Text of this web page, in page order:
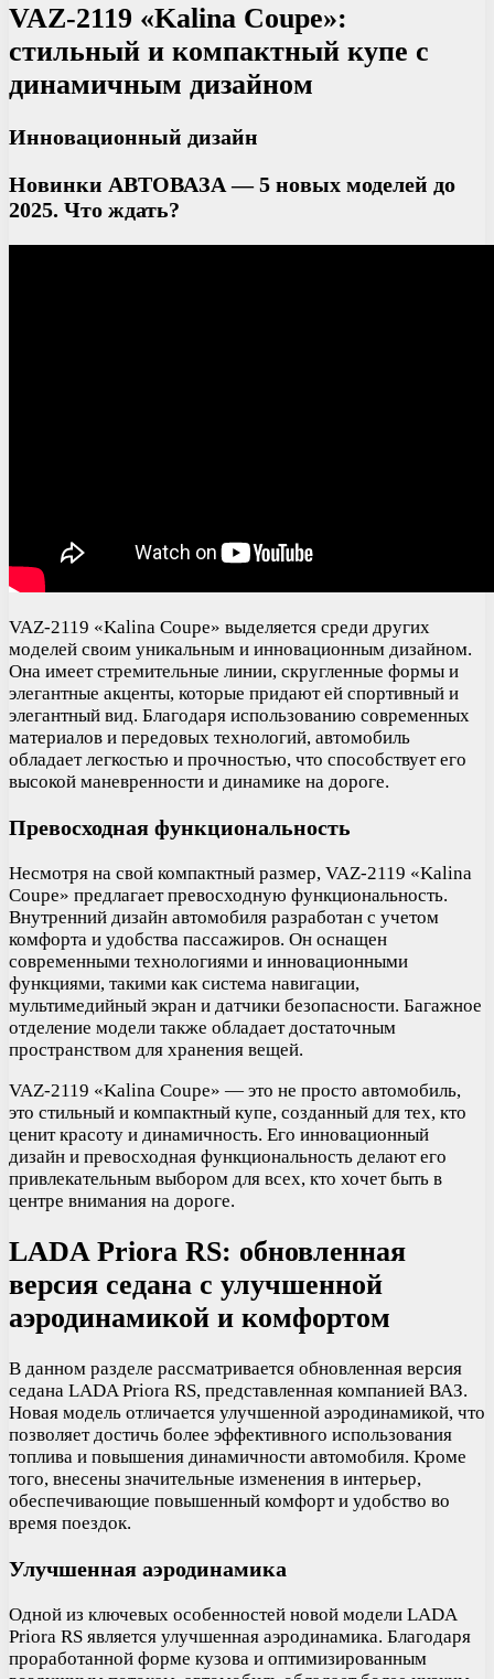
VAZ-2119 «Kalina Coupe»:
стильный и компактный купе с
динамичным дизайном
Инновационный дизайн
Новинки АВТОВАЗА — 5 новых моделей до
2025. Что ждать?
VAZ-2119 «Kalina Coupe» выделяется среди других
моделей своим уникальным и инновационным дизайном.
Она имеет стремительные линии, скругленные формы и
элегантные акценты, которые придают ей спортивный и
элегантный вид. Благодаря использованию современных
материалов и передовых технологий, автомобиль
обладает легкостью и прочностью, что способствует его
высокой маневренности и динамике на дороге.
Превосходная функциональность
Несмотря на свой компактный размер, VAZ-2119 «Kalina
Coupe» предлагает превосходную функциональность.
Внутренний дизайн автомобиля разработан с учетом
комфорта и удобства пассажиров. Он оснащен
современными технологиями и инновационными
функциями, такими как система навигации,
мультимедийный экран и датчики безопасности. Багажное
отделение модели также обладает достаточным
пространством для хранения вещей.
VAZ-2119 «Kalina Coupe» — это не просто автомобиль,
это стильный и компактный купе, созданный для тех, кто
ценит красоту и динамичность. Его инновационный
дизайн и превосходная функциональность делают его
привлекательным выбором для всех, кто хочет быть в
центре внимания на дороге.
LADA Priora RS: обновленная
версия седана с улучшенной
аэродинамикой и комфортом
В данном разделе рассматривается обновленная версия
седана LADA Priora RS, представленная компанией ВАЗ.
Новая модель отличается улучшенной аэродинамикой, что
позволяет достичь более эффективного использования
топлива и повышения динамичности автомобиля. Кроме
того, внесены значительные изменения в интерьер,
обеспечивающие повышенный комфорт и удобство во
время поездок.
Улучшенная аэродинамика
Одной из ключевых особенностей новой модели LADA
Priora RS является улучшенная аэродинамика. Благодаря
проработанной форме кузова и оптимизированным